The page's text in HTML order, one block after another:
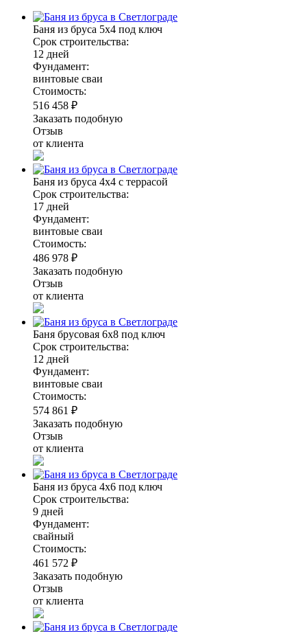
Баня из бруса 5х4 под ключ
Срок строительства:
12 дней
Фундамент:
винтовые сваи
Стоимость:
516 458 ₽
Заказать подобную
Отзыв
от клиента
Баня из бруса 4х4 с террасой
Срок строительства:
17 дней
Фундамент:
винтовые сваи
Стоимость:
486 978 ₽
Заказать подобную
Отзыв
от клиента
Баня брусовая 6х8 под ключ
Срок строительства:
12 дней
Фундамент:
винтовые сваи
Стоимость:
574 861 ₽
Заказать подобную
Отзыв
от клиента
Баня из бруса 4х6 под ключ
Срок строительства:
9 дней
Фундамент:
свайный
Стоимость:
461 572 ₽
Заказать подобную
Отзыв
от клиента